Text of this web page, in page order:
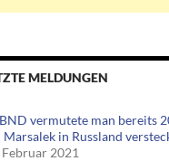
MELDUNGEN
vermutete man bereits
Marsalek in Russland
Februar 2021